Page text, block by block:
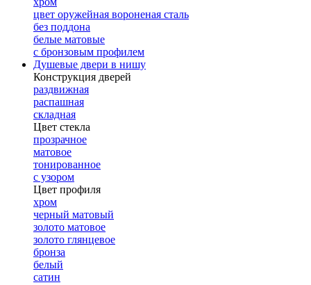
цвет оружейная вороненая сталь
без поддона
белые матовые
с бронзовым профилем
Душевые двери в нишу
Конструкция дверей
раздвижная
распашная
складная
Цвет стекла
прозрачное
матовое
тонированное
с узором
Цвет профиля
хром
черный матовый
золото матовое
золото глянцевое
бронза
белый
сатин